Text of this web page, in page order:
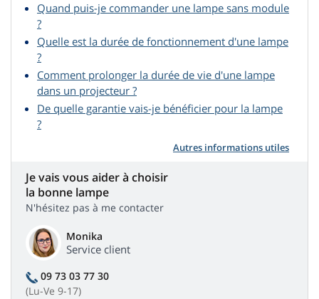
Quand puis-je commander une lampe sans module
?
Quelle est la durée de fonctionnement d'une lampe
?
Comment prolonger la durée de vie d'une lampe
dans un projecteur ?
De quelle garantie vais-je bénéficier pour la lampe
?
Autres informations utiles
Je vais vous aider à choisir
la bonne lampe
N'hésitez pas à me contacter
Monika
Service client
09 73 03 77 30
(Lu-Ve 9-17)